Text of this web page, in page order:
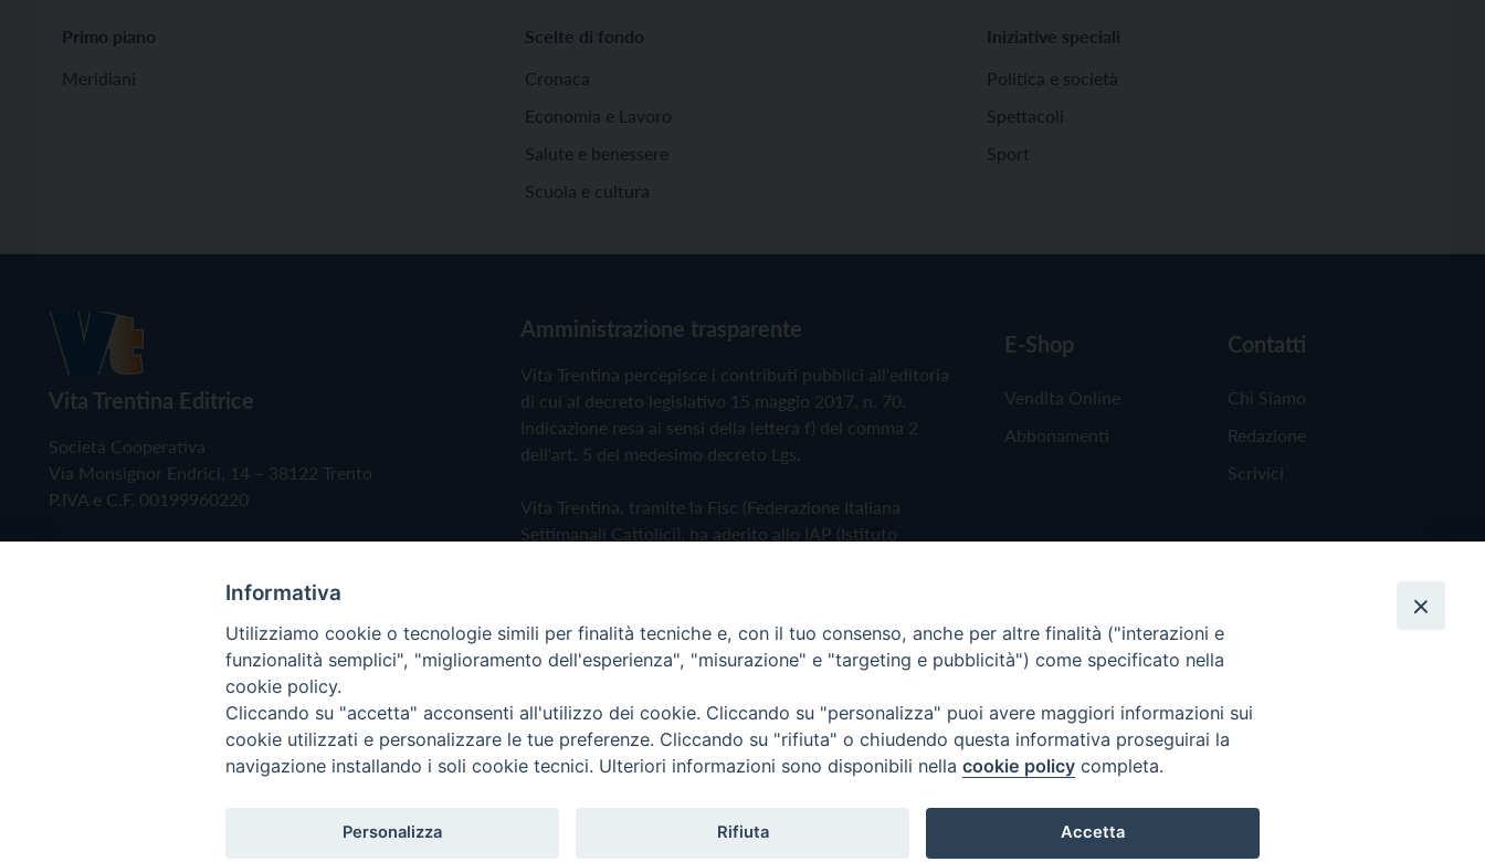
Primo piano
Meridiani
Scelte di fondo
Cronaca
Economia e Lavoro
Salute e benessere
Scuola e cultura
Iniziative speciali
Politica e società
Spettacoli
Sport
Vita Trentina Editrice
Società Cooperativa
Via Monsignor Endrici, 14 – 38122 Trento
P.IVA e C.F. 00199960220
Amministrazione trasparente
Vita Trentina percepisce i contributi pubblici all'editoria
di cui al decreto legislativo 15 maggio 2017, n. 70.
Indicazione resa ai sensi della lettera f) del comma 2
dell'art. 5 del medesimo decreto Lgs.
Vita Trentina, tramite la Fisc (Federazione Italiana
Settimanali Cattolici), ha aderito allo IAP (Istituto
Privacy Policy Cookie Policy
E-Shop
Vendita Online
Abbonamenti
Contatti
Chi Siamo
Redazione
Scrivici
Copyright © 2019 - Tutti i diritti riservati - Vita Trentina Editrice
Informativa
Utilizziamo cookie o tecnologie simili per finalità tecniche e, con il tuo consenso, anche per altre finalità ("interazioni e
funzionalità semplici", "miglioramento dell'esperienza", "misurazione" e "targeting e pubblicità") come specificato nella
cookie policy.
Cliccando su "accetta" acconsenti all'utilizzo dei cookie. Cliccando su "personalizza" puoi avere maggiori informazioni sui
cookie utilizzati e personalizzare le tue preferenze. Cliccando su "rifiuta" o chiudendo questa informativa proseguirai la
navigazione installando i soli cookie tecnici. Ulteriori informazioni sono disponibili nella cookie policy completa.
Personalizza Rifiuta Accetta